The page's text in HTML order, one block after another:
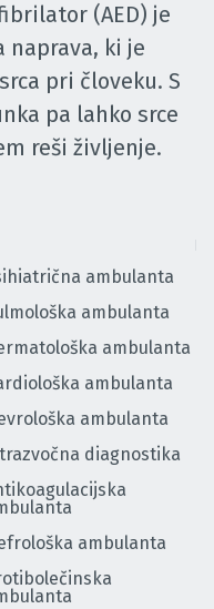
(AED) je
naprava, ki je
pri človeku. S
pa lahko srce
reši življenje.
ambulanta
ambulanta
ambulanta
ambulanta
ambulanta
diagnostika
ambulanta